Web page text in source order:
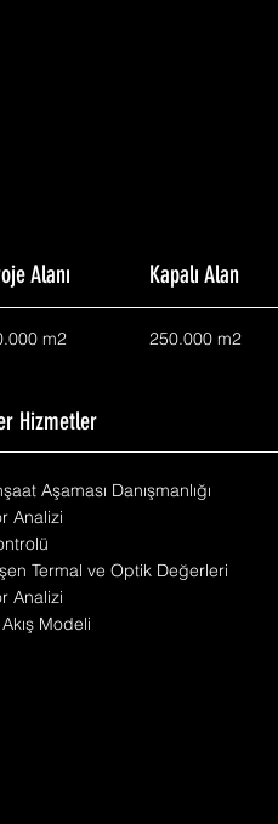
Alanı Kapalı Alan
m2 250.000 m2
Hizmetler
Aşaması Danışmanlığı
Analizi
Termal ve Optik Değerleri
Analizi
Modeli